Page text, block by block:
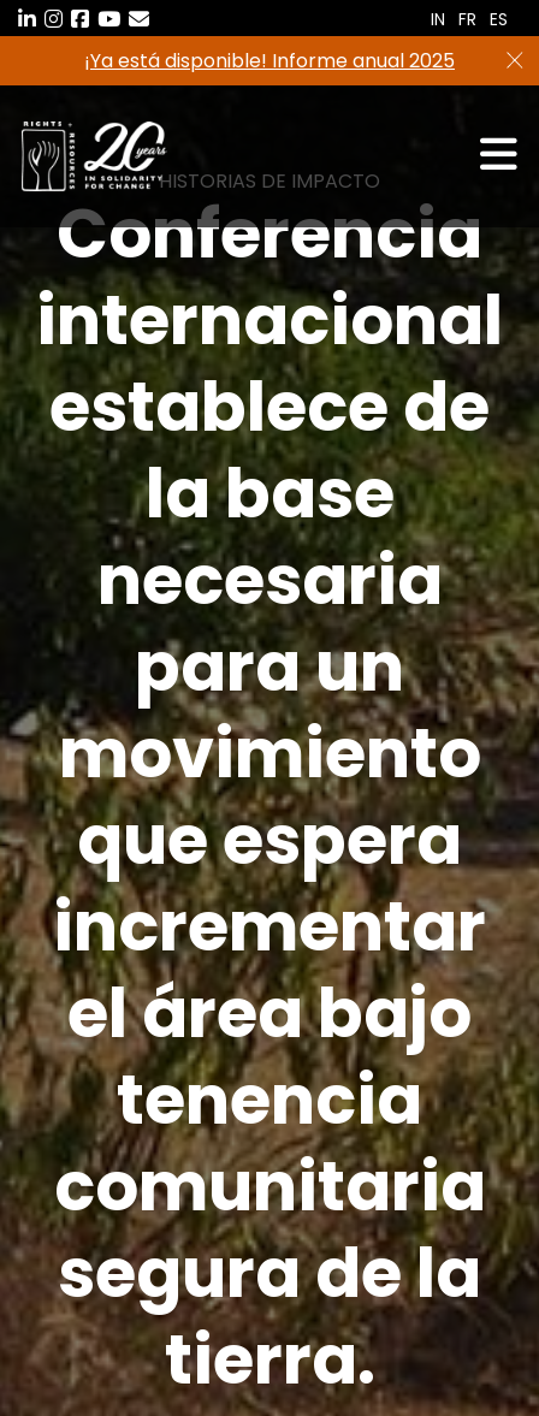
Saltar
al
contenido¡Ya está disponible! Informe anual 2025
IN FR ES
HISTORIAS DE IMPACTO
Conferencia
internacional
establece de
la base
necesaria
para un
movimiento
que espera
incrementar
el área bajo
tenencia
comunitaria
segura de la
tierra.